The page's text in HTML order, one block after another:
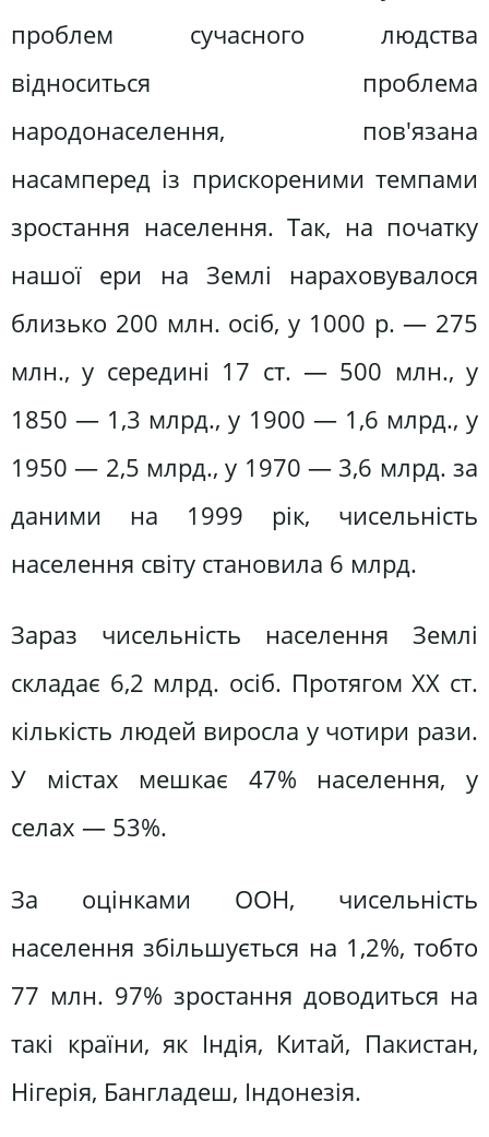
проблем сучасного людства
відноситься проблема
народонаселення, пов'язана
насамперед із прискореними темпами
зростання населення. Так, на початку
нашої ери на Землі нараховувалося
близько 200 млн. осіб, у 1000 р. — 275
млн., у середині 17 ст. — 500 млн., у
1850 — 1,3 млрд., у 1900 — 1,6 млрд., у
1950 — 2,5 млрд., у 1970 — 3,6 млрд. за
даними на 1999 рік, чисельність
населення світу становила 6 млрд.
Зараз чисельність населення Землі
складає 6,2 млрд. осіб. Протягом ХХ ст.
кількість людей виросла у чотири рази.
У містах мешкає 47% населення, у
селах — 53%.
За оцінками ООН, чисельність
населення збільшується на 1,2%, тобто
77 млн. 97% зростання доводиться на
такі країни, як Індія, Китай, Пакистан,
Нігерія, Бангладеш, Індонезія.